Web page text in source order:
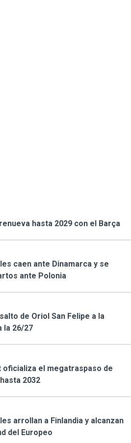
hasta 2029 con el Barça
caen ante Dinamarca y se
ante Polonia
de Oriol San Felipe a la
la 26/27
oficializa el megatraspaso de
2032
arrollan a Finlandia y alcanzan
del Europeo